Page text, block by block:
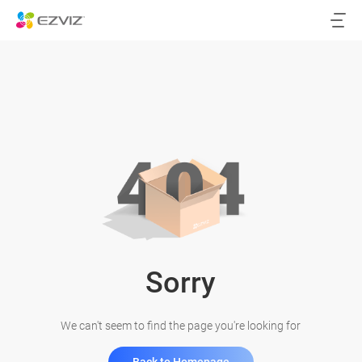
Sorry
We can't seem to find the page you're looking for